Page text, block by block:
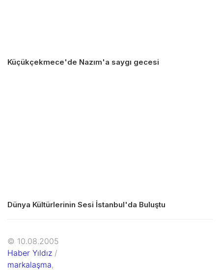
Küçükçekmece'de Nazım'a saygı gecesi
Dünya Kültürlerinin Sesi İstanbul'da Buluştu
© 10.08.2005
Haber Yıldız /
markalaşma,